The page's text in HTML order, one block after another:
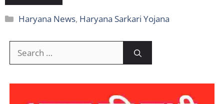
Categories
Haryana News, Haryana Sarkari Yojana
for: